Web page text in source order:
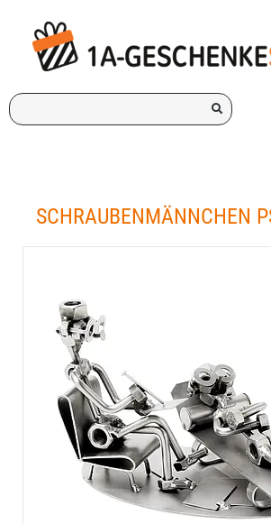
Ich
suche
SCHRAUBENMÄNNCHEN